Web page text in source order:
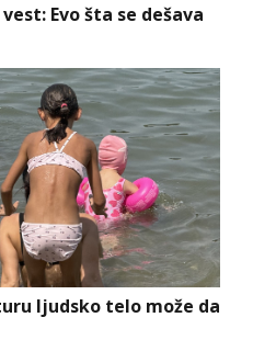
Evo šta se dešava
ljudsko telo može da